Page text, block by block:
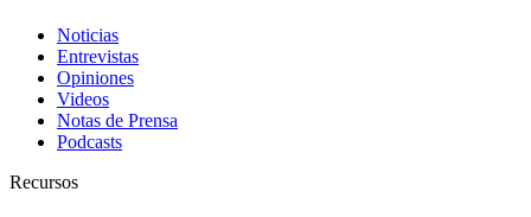
Noticias
Entrevistas
Opiniones
Videos
Notas de Prensa
Podcasts
Recursos